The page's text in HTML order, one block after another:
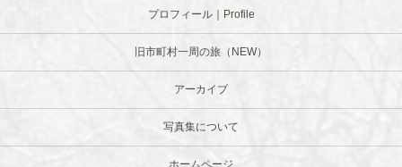
プロフィール｜Profile
旧市町村一周の旅（NEW）
アーカイブ
写真集について
ホームページ